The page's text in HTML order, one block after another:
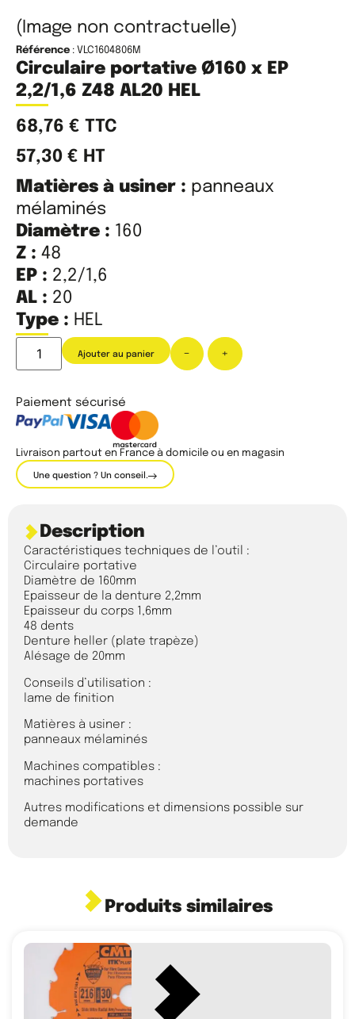
(Image non contractuelle)
Référence : VLC1604806M
Circulaire portative Ø160 x EP
2,2/1,6 Z48 AL20 HEL
68,76 € TTC
57,30 € HT
Matières à usiner : panneaux
mélaminés
Diamètre : 160
Z : 48
EP : 2,2/1,6
AL : 20
Type : HEL
- +
Ajouter au panier
Paiement sécurisé
Livraison partout en France à domicile ou en magasin
Une question ? Un conseil.
Description
Caractéristiques techniques de l’outil :
Circulaire portative
Diamètre de 160mm
Epaisseur de la denture 2,2mm
Epaisseur du corps 1,6mm
48 dents
Denture heller (plate trapèze)
Alésage de 20mm
Conseils d’utilisation :
lame de finition
Matières à usiner :
panneaux mélaminés
Machines compatibles :
machines portatives
Autres modifications et dimensions possible sur
demande
Produits similaires